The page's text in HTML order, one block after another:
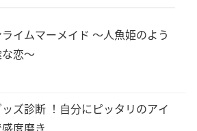
イムマーメイド 〜人魚姫のよう
恋〜
ズ診断 ！自分にピッタリのアイ
度磨き